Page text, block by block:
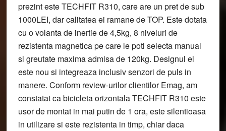
prezint este TECHFIT R310, care are un pret de sub
1000LEI, dar calitatea ei ramane de TOP. Este dotata
cu o volanta de inertie de 4,5kg, 8 niveluri de
rezistenta magnetica pe care le poti selecta manual
si greutate maxima admisa de 120kg. Designul ei
este nou si integreaza inclusiv senzori de puls in
manere. Conform review-urilor clientilor Emag, am
constatat ca bicicleta orizontala TECHFIT R310 este
usor de montat in mai putin de 1 ora, este silentioasa
in utilizare si este rezistenta in timp, chiar daca